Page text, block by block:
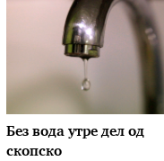
Без вода утре дел од
скопско